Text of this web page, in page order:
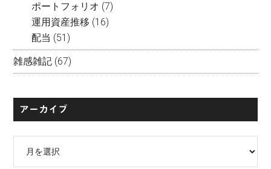
ポートフォリオ (7)
運用資産推移 (16)
配当 (51)
雑感雑記 (67)
アーカイブ